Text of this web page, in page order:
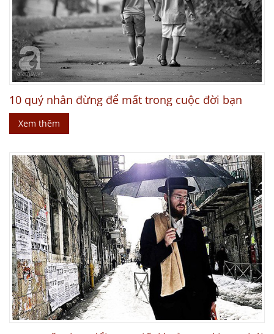
10 quý nhân đừng để mất trong cuộc đời bạn
Xem thêm